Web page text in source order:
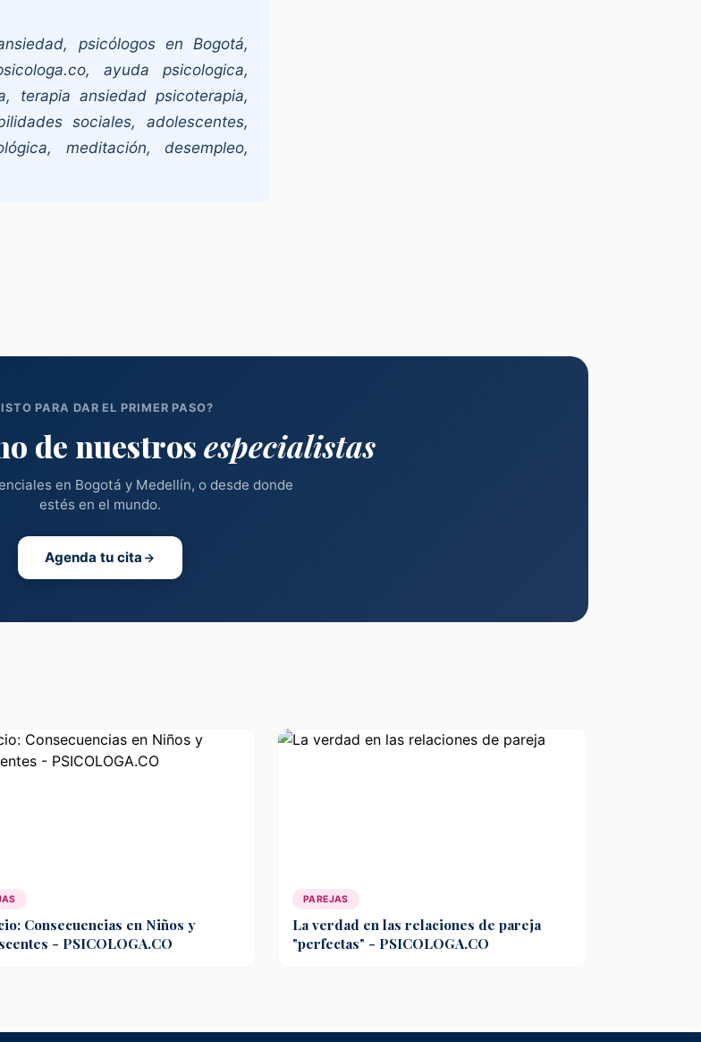
psicólogos en Bogotá,
ayuda psicologica,
terapia ansiedad psicoterapia,
sociales, adolescentes,
meditación, desempleo,
PARA DAR EL PRIMER PASO?
de nuestros especialistas
en Bogotá y Medellín, o desde donde
estés en el mundo.
Agenda tu cita
Consecuencias en Niños y
- PSICOLOGA.CO
PAREJAS
La verdad en las relaciones de pareja
"perfectas" - PSICOLOGA.CO